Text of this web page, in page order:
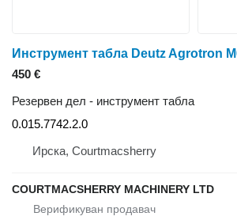
450 €
Резервен дел - инструмент табла
0.015.7742.2.0
Ирска, Courtmacsherry
COURTMACSHERRY MACHINERY LTD